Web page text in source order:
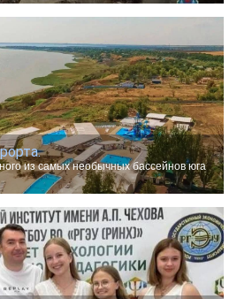
из самых необычных бассейнов юга